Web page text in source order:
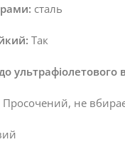
сталь
Так
до
Просочений, не